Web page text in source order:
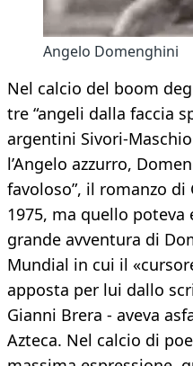
Angelo Domenghini
Nel calcio del boom
tre “angeli dalla faccia
argentini Sivori-
l’Angelo azzurro,
favoloso”, il romanzo
1975, ma quello
grande avventura di
Mundial in cui il
apposta per lui dallo
Gianni Brera - aveva
Azteca. Nel calcio di